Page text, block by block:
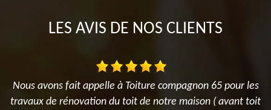
LES AVIS DE NOS CLIENTS
Nous avons fait appelle à Toiture compagnon 65 pour les
travaux de rénovation du toit de notre maison ( avant toit